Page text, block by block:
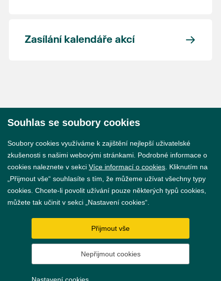
Zasílání kalendáře akcí
GDPR
Nastavení cookies
Souhlas se soubory cookies
Soubory cookies využíváme k zajištění nejlepší uživatelské
zkušenosti s našimi webovými stránkami. Podrobné informace o
cookies naleznete v sekci Více informací o cookies . Kliknutím na
„Přijmout vše“ souhlasíte s tím, že můžeme užívat všechny typy
cookies. Chcete-li povolit užívání pouze některých typů cookies,
můžete tak učinit v sekci „Nastavení cookies“.
Přijmout vše
Nepřijmout cookies